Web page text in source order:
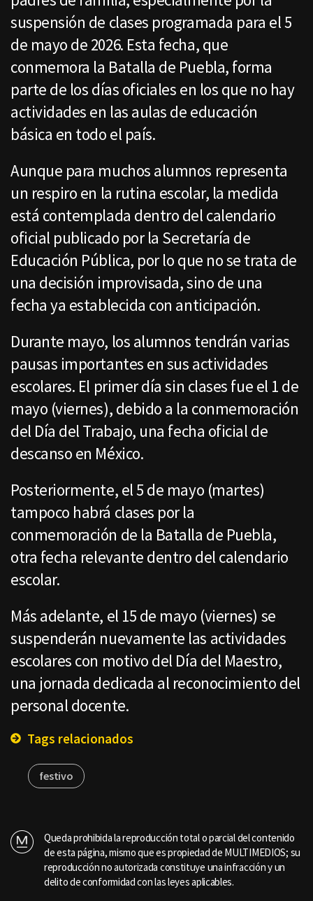
suspensión de clases programada para el 5
de mayo de 2026. Esta fecha, que
conmemora la Batalla de Puebla, forma
parte de los días oficiales en los que no hay
actividades en las aulas de educación
básica en todo el país.
Aunque para muchos alumnos representa
un respiro en la rutina escolar, la medida
está contemplada dentro del calendario
oficial publicado por la Secretaría de
Educación Pública, por lo que no se trata de
una decisión improvisada, sino de una
fecha ya establecida con anticipación.
Durante mayo, los alumnos tendrán varias
pausas importantes en sus actividades
escolares. El primer día sin clases fue el 1 de
mayo (viernes), debido a la conmemoración
del Día del Trabajo, una fecha oficial de
descanso en México.
Posteriormente, el 5 de mayo (martes)
tampoco habrá clases por la
conmemoración de la Batalla de Puebla,
otra fecha relevante dentro del calendario
escolar.
Más adelante, el 15 de mayo (viernes) se
suspenderán nuevamente las actividades
escolares con motivo del Día del Maestro,
una jornada dedicada al reconocimiento del
personal docente.
Tags relacionados
festivo
Queda prohibida la reproducción total o parcial del contenido
de esta página, mismo que es propiedad de MULTIMEDIOS; su
reproducción no autorizada constituye una infracción y un
delito de conformidad con las leyes aplicables.